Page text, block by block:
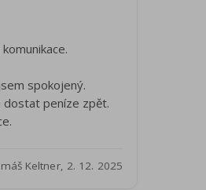
spokojený.
peníze zpět.
Keltner, 2. 12. 2025